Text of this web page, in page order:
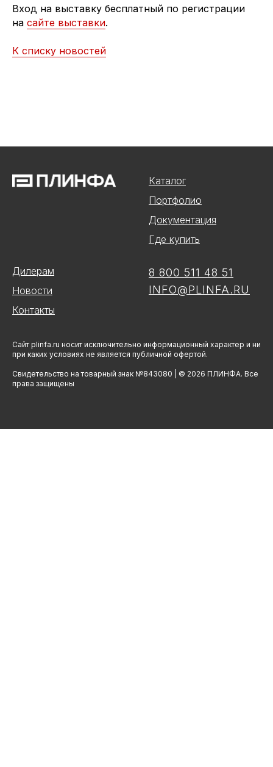
Вход на выставку бесплатный по регистрации
на сайте выставки.
К списку новостей
Каталог
Портфолио
Документация
Где купить
Дилерам
Новости
Контакты
8 800 511 48 51
INFO@PLINFA.RU
Сайт plinfa.ru носит исключительно информационный характер и ни
при каких условиях не является публичной офертой.
Свидетельство на товарный знак №843080 | © 2026 ПЛИНФА. Все
права защищены